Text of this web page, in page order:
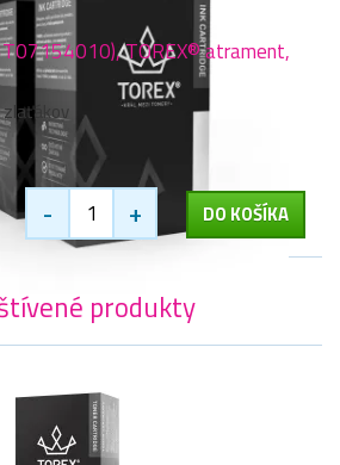
TOREX® atrament,
- + DO KOŠÍKA
produkty